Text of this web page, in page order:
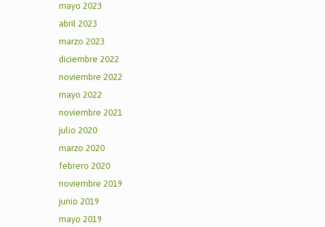
mayo 2023
abril 2023
marzo 2023
diciembre 2022
noviembre 2022
mayo 2022
noviembre 2021
julio 2020
marzo 2020
febrero 2020
noviembre 2019
junio 2019
mayo 2019